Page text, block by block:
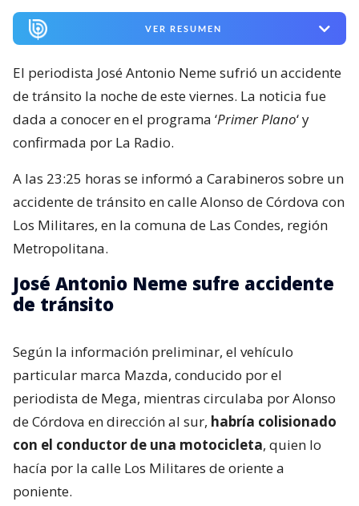
VER RESUMEN
El periodista José Antonio Neme sufrió un accidente
de tránsito la noche de este viernes. La noticia fue
dada a conocer en el programa ‘Primer Plano‘ y
confirmada por La Radio.
A las 23:25 horas se informó a Carabineros sobre un
accidente de tránsito en calle Alonso de Córdova con
Los Militares, en la comuna de Las Condes, región
Metropolitana.
José Antonio Neme sufre accidente
de tránsito
Según la información preliminar, el vehículo
particular marca Mazda, conducido por el
periodista de Mega, mientras circulaba por Alonso
de Córdova en dirección al sur, habría colisionado
con el conductor de una motocicleta, quien lo
hacía por la calle Los Militares de oriente a
poniente.